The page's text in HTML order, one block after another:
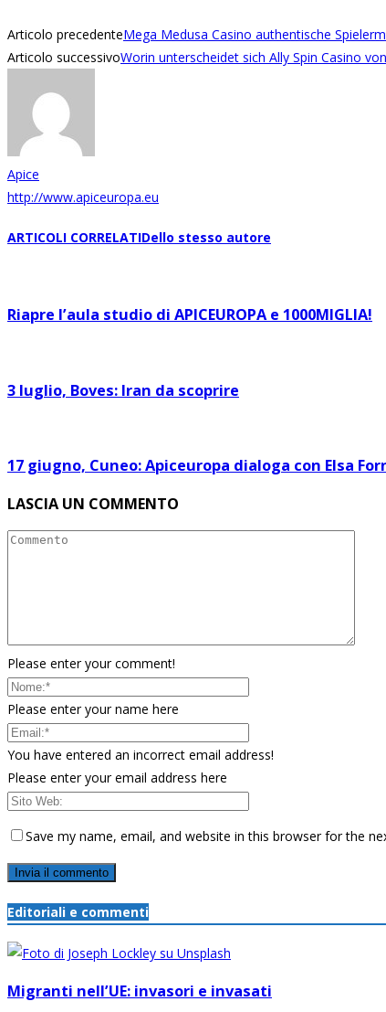
Articolo precedenteMega Medusa Casino authentische
Articolo successivoWorin unterscheidet sich Ally Spin Casino
Apice
http://www.apiceuropa.eu
ARTICOLI CORRELATIDello stesso autore
Riapre l’aula studio di APICEUROPA e 1000MIGLIA!
3 luglio, Boves: Iran da scoprire
17 giugno, Cuneo: Apiceuropa dialoga con Elsa
LASCIA UN COMMENTO
Please enter your comment!
Please enter your name here
You have entered an incorrect email address!
Please enter your email address here
Save my name, email, and website in this browser for the
Editoriali e commenti
Migranti nell’UE: invasori e invasati